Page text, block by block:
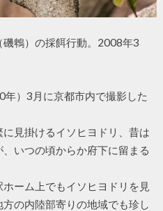
鵯）の採餌行動。2008年3
）3月に京都市内で撮影した
見掛けるイソヒヨドリ、昔は
いつの頃からか府下に留まる
ーム上でもイソヒヨドリを見
の内陸部寄りの地域でも珍し